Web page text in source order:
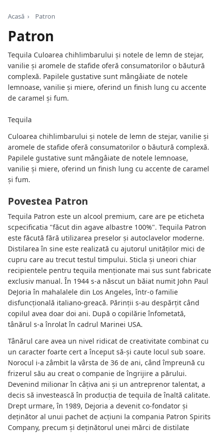
Acasă › Patron
Patron
Tequila Culoarea chihlimbarului și notele de lemn de stejar,
vanilie și aromele de stafide oferă consumatorilor o băutură
complexă. Papilele gustative sunt mângâiate de notele
lemnoase, vanilie și miere, oferind un finish lung cu accente
de caramel și fum.
Tequila
Culoarea chihlimbarului și notele de lemn de stejar, vanilie și
aromele de stafide oferă consumatorilor o băutură complexă.
Papilele gustative sunt mângâiate de notele lemnoase,
vanilie și miere, oferind un finish lung cu accente de caramel
și fum.
Povestea Patron
Tequila Patron este un alcool premium, care are pe eticheta
scpecificatia "făcut din agave albastre 100%". Tequila Patron
este făcută fără utilizarea preselor și autoclavelor moderne.
Distilarea în sine este realizată cu ajutorul unităților mici de
cupru care au trecut testul timpului. Sticla și uneori chiar
recipientele pentru tequila menționate mai sus sunt fabricate
exclusiv manual. În 1944 s-a născut un băiat numit John Paul
DeJoria în mahalalele din Los Angeles, într-o familie
disfuncțională italiano-greacă. Părinții s-au despărțit când
copilul avea doar doi ani. După o copilărie înfometată,
tânărul s-a înrolat în cadrul Marinei USA.
Tânărul care avea un nivel ridicat de creativitate combinat cu
un caracter foarte cert a început să-și caute locul sub soare.
Norocul i-a zâmbit la vârsta de 36 de ani, când împreună cu
frizerul său au creat o companie de îngrijire a părului.
Devenind milionar în câțiva ani și un antreprenor talentat, a
decis să investească în producția de tequila de înaltă calitate.
Drept urmare, în 1989, Dejoria a devenit co-fondator și
deținător al unui pachet de acțiuni la compania Patron Spirits
Company, precum și deținătorul unei mărci de distilate